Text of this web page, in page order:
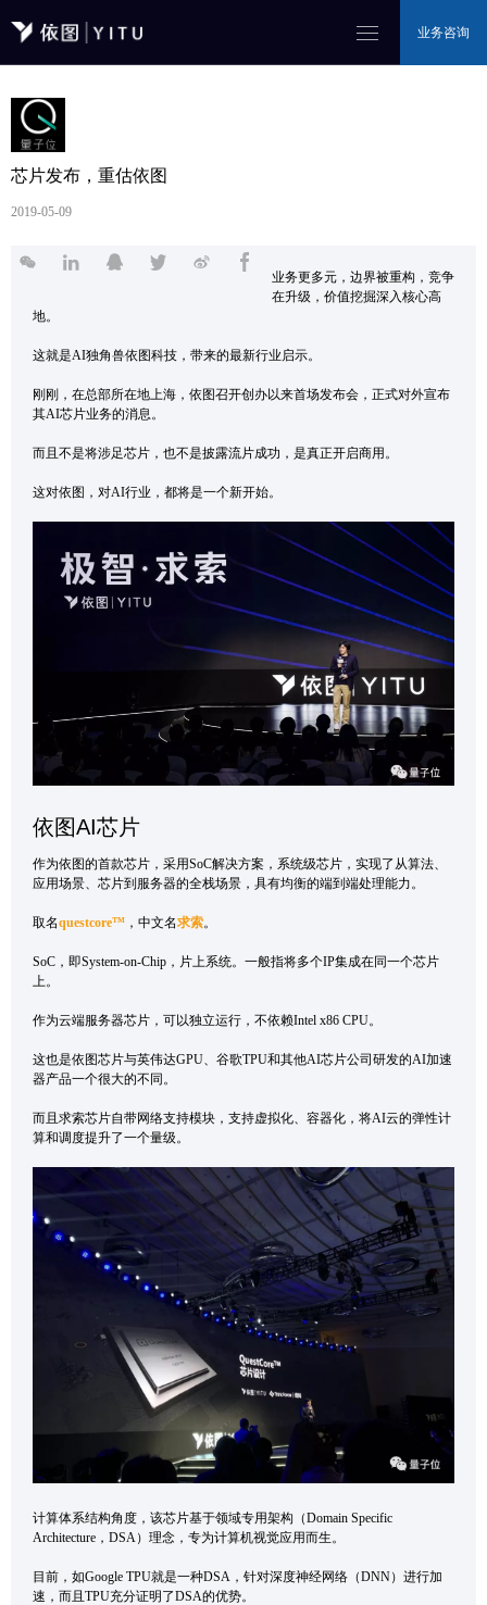
业务咨询
芯片发布，重估依图
2019-05-09
业务更多元，边界被重构，竞争
在升级，价值挖掘深入核心高
地。
这就是AI独角兽依图科技，带来的最新行业启示。
刚刚，在总部所在地上海，依图召开创办以来首场发布会，正式对外宣布
其AI芯片业务的消息。
而且不是将涉足芯片，也不是披露流片成功，是真正开启商用。
这对依图，对AI行业，都将是一个新开始。
依图AI芯片
作为依图的首款芯片，采用SoC解决方案，系统级芯片，实现了从算法、
应用场景、芯片到服务器的全栈场景，具有均衡的端到端处理能力。
取名questcore™ ，中文名求索。
SoC，即System-on-Chip，片上系统。一般指将多个IP集成在同一个芯片
上。
作为云端服务器芯片，可以独立运行，不依赖Intel x86 CPU。
这也是依图芯片与英伟达GPU、谷歌TPU和其他AI芯片公司研发的AI加速
器产品一个很大的不同。
而且求索芯片自带网络支持模块，支持虚拟化、容器化，将AI云的弹性计
算和调度提升了一个量级。
计算体系结构角度，该芯片基于领域专用架构（Domain Specific
Architecture，DSA）理念，专为计算机视觉应用而生。
目前，如Google TPU就是一种DSA，针对深度神经网络（DNN）进行加
速，而且TPU充分证明了DSA的优势。